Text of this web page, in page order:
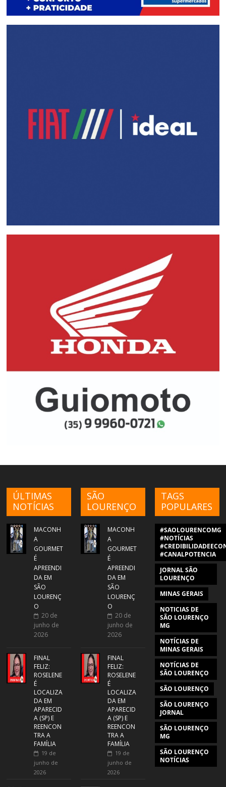
ÚLTIMAS
NOTÍCIAS
MACONH
A
GOURMET
É
APREENDI
DA EM
SÃO
LOURENÇ
O
20 de
junho de
2026
FINAL
FELIZ:
ROSELENE
É
LOCALIZA
DA EM
APARECID
A (SP) E
REENCON
TRA A
FAMÍLIA
19 de
junho de
2026
SÃO
LOURENÇO
MACONH
A
GOURMET
É
APREENDI
DA EM
SÃO
LOURENÇ
O
20 de
junho de
2026
FINAL
FELIZ:
ROSELENE
É
LOCALIZA
DA EM
APARECID
A (SP) E
REENCON
TRA A
FAMÍLIA
19 de
junho de
2026
TAGS
POPULARES
#SAOLOURENCOMG
#NOTÍCIAS
#CANALPOTENCIA
JORNAL SÃO
LOURENÇO
MINAS GERAIS
NOTICIAS DE
SÃO LOURENÇO
MG
NOTÍCIAS DE
MINAS GERAIS
NOTÍCIAS DE
SÃO LOURENÇO
SÃO LOURENÇO
SÃO LOURENÇO
JORNAL
SÃO LOURENÇO
MG
SÃO LOURENÇO
NOTÍCIAS